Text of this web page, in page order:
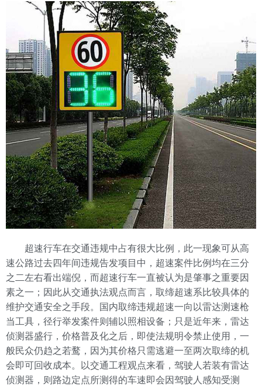
超速行车在交通违规中占有很大比例，此一现象可从高
速公路过去四年间违规告发项目中，超速案件比例均在三分
之二左右看出端倪，而超速行车一直被认为是肇事之重要因
素之一；因此从交通执法观点而言，取缔超速系比较具体的
维护交通安全之手段。国内取缔违规超速一向以雷达测速枪
当工具，径行举发案件则辅以照相设备；只是近年来，雷达
侦测器盛行，价格普及化之后，即使法规明令禁止使用，一
般民众仍趋之若鹜，因为其价格只需逃避一至两次取缔的机
会即可回收成本。以交通工程观点来看，驾驶人若装有雷达
侦测器，则路边定点所测得的车速即会因驾驶人感知受测